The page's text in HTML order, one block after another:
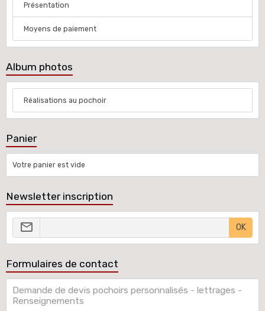
Présentation
Moyens de paiement
Album photos
Réalisations au pochoir
Panier
Votre panier est vide
Newsletter inscription
OK
Formulaires de contact
Demande de devis pochoirs personnalisés - lettrages -
Renseignements